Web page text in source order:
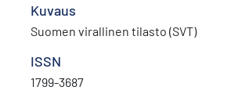
Kuvaus
Suomen virallinen tilasto (SVT)
ISSN
1799-3687